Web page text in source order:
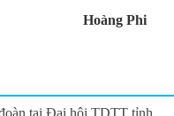
Hoàng Phi